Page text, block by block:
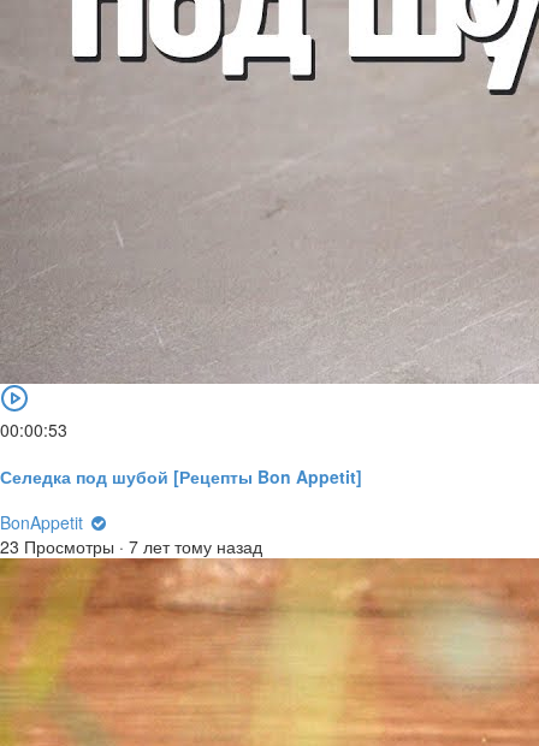
00:00:53
Селедка под шубой [Рецепты Bon Appetit]
BonAppetit
23 Просмотры · 7 лет тому назад